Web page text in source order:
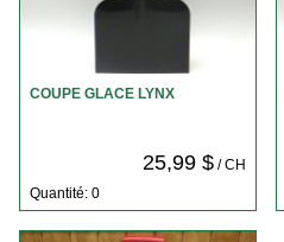
COUPE GLACE LYNX
25,99 $/ CH
Quantité: 0